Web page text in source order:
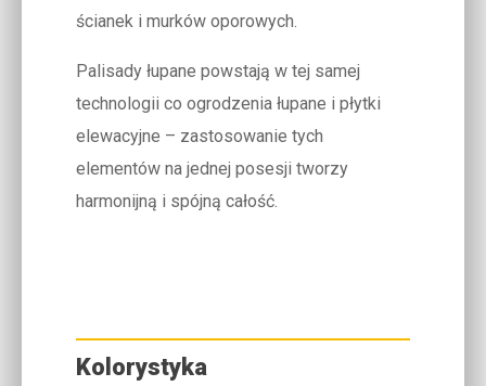
ścianek i murków oporowych.
Palisady łupane powstają w tej samej
technologii co ogrodzenia łupane i płytki
elewacyjne – zastosowanie tych
elementów na jednej posesji tworzy
harmonijną i spójną całość.
Kolorystyka